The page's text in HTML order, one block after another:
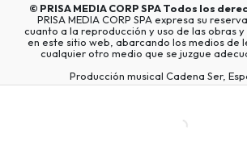
© PRISA MEDIA CORP SPATodos los
PRISA MEDIA CORP SPA expresa su
cuanto a la reproducción y uso de las obras
en este sitio web, abarcando los medios de
cualquier otro medio que se juzgue
Producción musical Cadena Ser,